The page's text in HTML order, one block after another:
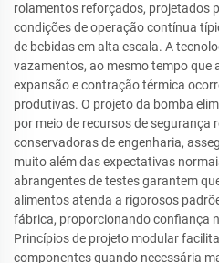
rolamentos reforçados, projetados
condições de operação contínua
de bebidas em alta escala. A
vazamentos, ao mesmo tempo que
expansão e contração térmica
produtivas. O projeto da bomba
por meio de recursos de segurança
conservadoras de engenharia,
muito além das expectativas
abrangentes de testes garantem
alimentos atenda a rigorosos
fábrica, proporcionando confiança
Princípios de projeto modular
componentes quando necessária